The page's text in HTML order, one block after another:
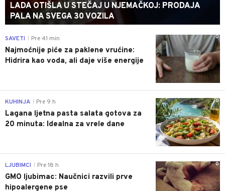
LADA OTIŠLA U STEČAJ U NJEMAČKOJ: PRODAJA
PALA NA SVEGA 30 VOZILA
0
SAVETI Pre 41 min
Najmoćnije piće za paklene vrućine:
Hidrira kao voda, ali daje više energije
0
KUHINJA Pre 9 h
Lagana ljetna pasta salata gotova za
20 minuta: Idealna za vrele dane
0
LJUBIMCI Pre 18 h
GMO ljubimac: Naučnici razvili prve
hipoalergene pse